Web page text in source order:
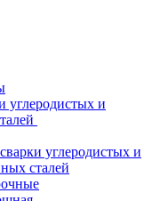
углеродистых и
углеродистых и
сталей